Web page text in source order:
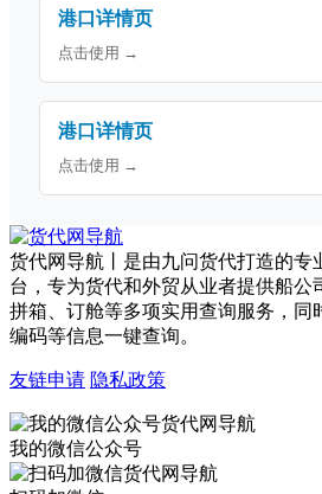
港口详情页
点击使用 →
港口详情页
点击使用 →
货代网导航丨是由九问货代打造的专
台，专为货代和外贸从业者提供船公
拼箱、订舱等多项实用查询服务，同
编码等信息一键查询。
友链申请 隐私政策
我的微信公众号